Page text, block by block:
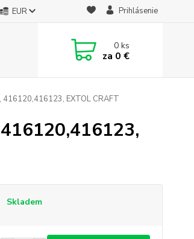
EUR Prihlásenie
0ks
za 0 €
416120,416123, EXTOL CRAFT
Skladem